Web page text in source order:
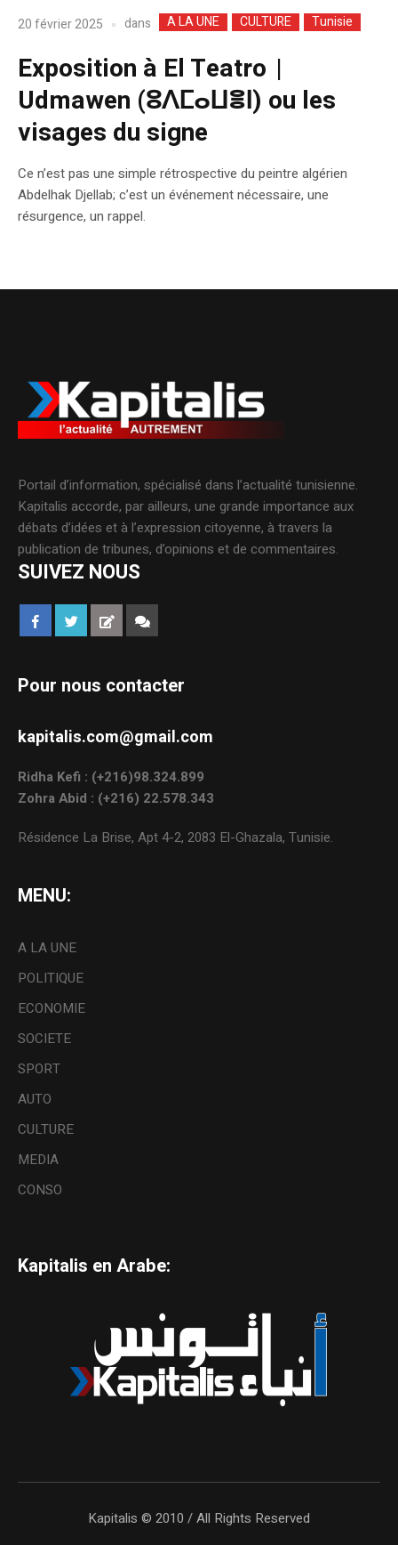
20 février 2025 dans A LA UNE CULTURE Tunisie
Exposition à El Teatro |
Udmawen (ⵓⴷⵎⴰⵡⴻⵏ) ou les
visages du signe
Ce n’est pas une simple rétrospective du peintre algérien
Abdelhak Djellab; c’est un événement nécessaire, une
résurgence, un rappel.
Portail d’information, spécialisé dans l’actualité tunisienne.
Kapitalis accorde, par ailleurs, une grande importance aux
débats d’idées et à l’expression citoyenne, à travers la
publication de tribunes, d’opinions et de commentaires.
SUIVEZ NOUS
Pour nous contacter
kapitalis.com@gmail.com
Ridha Kefi : (+216)98.324.899
Zohra Abid : (+216) 22.578.343
Résidence La Brise, Apt 4-2, 2083 El-Ghazala, Tunisie.
MENU:
A LA UNE
POLITIQUE
ECONOMIE
SOCIETE
SPORT
AUTO
CULTURE
MEDIA
CONSO
Kapitalis en Arabe:
Kapitalis © 2010 / All Rights Reserved